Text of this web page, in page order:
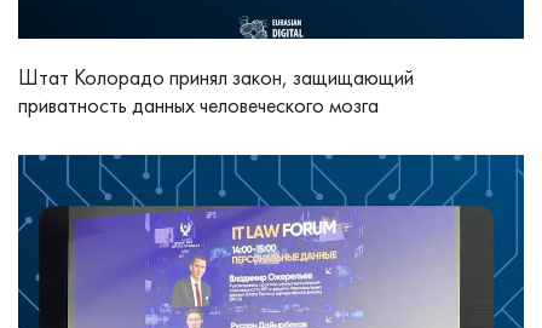
Штат Колорадо принял закон, защищающий
приватность данных человеческого мозга